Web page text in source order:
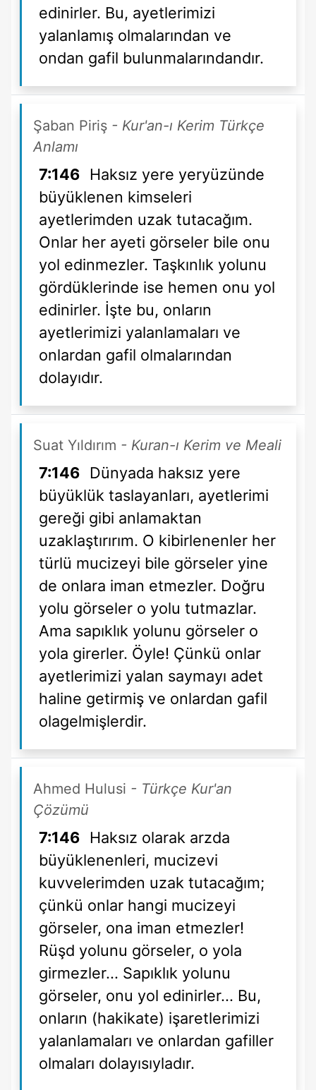
edinirler. Bu, ayetlerimizi
yalanlamış olmalarından ve
ondan gafil bulunmalarındandır.
Şaban Piriş - Kur'an-ı Kerim Türkçe
Anlamı
7:146
Haksız yere yeryüzünde
büyüklenen kimseleri
ayetlerimden uzak tutacağım.
Onlar her ayeti görseler bile onu
yol edinmezler. Taşkınlık yolunu
gördüklerinde ise hemen onu yol
edinirler. İşte bu, onların
ayetlerimizi yalanlamaları ve
onlardan gafil olmalarından
dolayıdır.
Suat Yıldırım - Kuran-ı Kerim ve Meali
7:146
Dünyada haksız yere
büyüklük taslayanları, ayetlerimi
gereği gibi anlamaktan
uzaklaştırırım. O kibirlenenler her
türlü mucizeyi bile görseler yine
de onlara iman etmezler. Doğru
yolu görseler o yolu tutmazlar.
Ama sapıklık yolunu görseler o
yola girerler. Öyle! Çünkü onlar
ayetlerimizi yalan saymayı adet
haline getirmiş ve onlardan gafil
olagelmişlerdir.
Ahmed Hulusi - Türkçe Kur'an
Çözümü
7:146
Haksız olarak arzda
büyüklenenleri, mucizevi
kuvvelerimden uzak tutacağım;
çünkü onlar hangi mucizeyi
görseler, ona iman etmezler!
Rüşd yolunu görseler, o yola
girmezler... Sapıklık yolunu
görseler, onu yol edinirler... Bu,
onların (hakikate) işaretlerimizi
yalanlamaları ve onlardan gafiller
olmaları dolayısıyladır.